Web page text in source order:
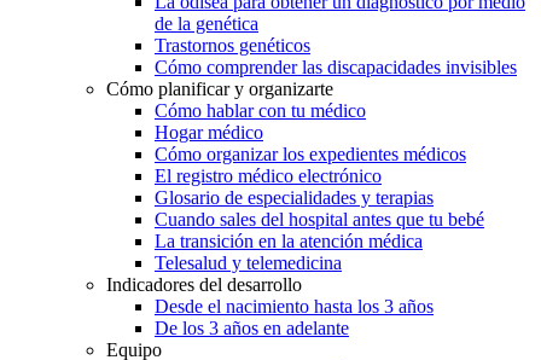
de la genética
Trastornos genéticos
Cómo comprender las discapacidades invisibles
Cómo planificar y organizarte
Cómo hablar con tu médico
Hogar médico
Cómo organizar los expedientes médicos
El registro médico electrónico
Glosario de especialidades y terapias
Cuando sales del hospital antes que tu bebé
La transición en la atención médica
Telesalud y telemedicina
Indicadores del desarrollo
Desde el nacimiento hasta los 3 años
De los 3 años en adelante
Equipo